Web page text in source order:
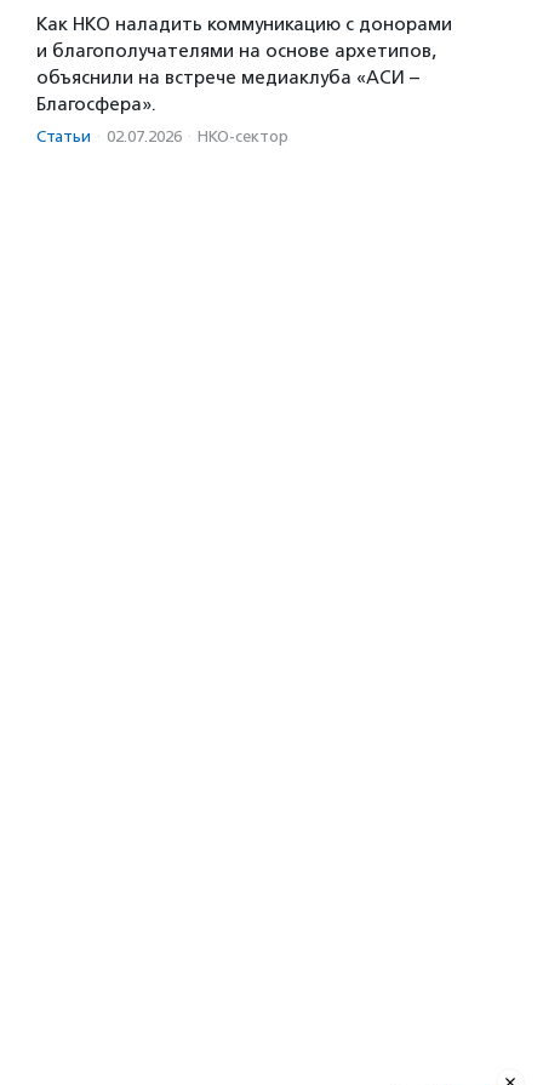
Как НКО наладить коммуникацию с донорами
и благополучателями на основе архетипов,
объяснили на встрече медиаклуба «АСИ –
Благосфера».
Статьи · 02.07.2026 · НКО-сектор